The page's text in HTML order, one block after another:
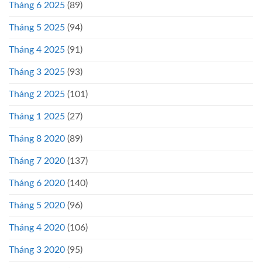
Tháng 6 2025 (89)
Tháng 5 2025 (94)
Tháng 4 2025 (91)
Tháng 3 2025 (93)
Tháng 2 2025 (101)
Tháng 1 2025 (27)
Tháng 8 2020 (89)
Tháng 7 2020 (137)
Tháng 6 2020 (140)
Tháng 5 2020 (96)
Tháng 4 2020 (106)
Tháng 3 2020 (95)